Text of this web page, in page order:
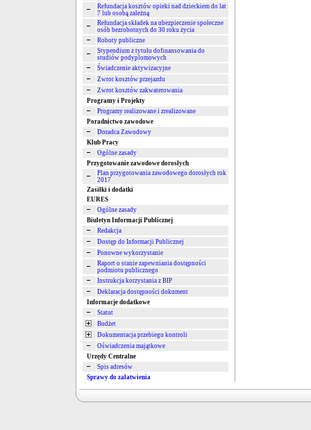
Refundacja kosztów opieki nad dzieckiem do lat
7 lub osobą zależną
Refundacja składek na ubezpieczenie społeczne
osób bezrobotnych do 30 roku życia
Roboty publiczne
Stypendium z tytułu dofinansowania do
studiów podyplomowych
Świadczenie aktywizacyjne
Zwrot kosztów przejazdu
Zwrot kosztów zakwaterowania
Programy i Projekty
Programy realizowane i zrealizowane
Poradnictwo zawodowe
Doradca Zawodowy
Klub Pracy
Ogólne zasady
Przygotowanie zawodowe dorosłych
Plan przygotowania zawodowego dorosłych rok
2017
Zasiłki i dodatki
EURES
Ogólne zasady
Biuletyn Informacji Publicznej
Redakcja
Dostęp do Informacji Publicznej
Ponowne wykorzystanie
Raport o stanie zapewniania dostępności
podmiotu publicznego
Instrukcja korzystania z BIP
Deklaracja dostępności dokument
Informacje dodatkowe
Statut
Budżet
Dokumentacja przebiegu kontroli
Oświadczenia majątkowe
Urzędy Centralne
Spis adresów
Sprawy do załatwienia